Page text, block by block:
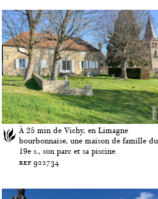
À 25 min de Vichy, en Limagne
bourbonnaise, une maison de famille du
19e s., son parc et sa piscine.
ref 922734